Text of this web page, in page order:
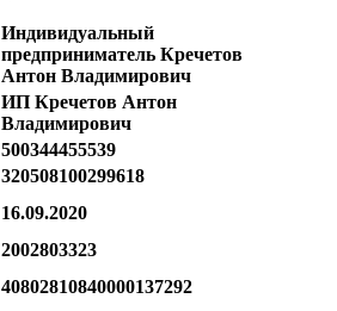
Индивидуальный
предприниматель Кречетов
Антон Владимирович
ИП Кречетов Антон
Владимирович
500344455539
320508100299618
16.09.2020
2002803323
40802810840000137292